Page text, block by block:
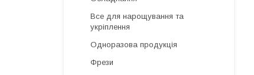
Все для нарощування та
укріплення
Одноразова продукція
Фрези